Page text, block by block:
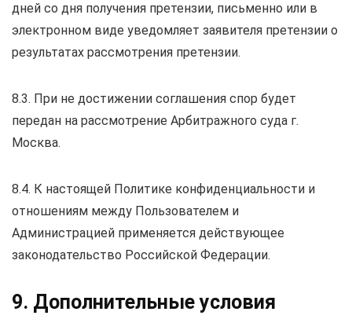
дней со дня получения претензии, письменно или в
электронном виде уведомляет заявителя претензии о
результатах рассмотрения претензии.
8.3. При не достижении соглашения спор будет
передан на рассмотрение Арбитражного суда г.
Москва.
8.4. К настоящей Политике конфиденциальности и
отношениям между Пользователем и
Администрацией применяется действующее
законодательство Российской Федерации.
9. Дополнительные условия